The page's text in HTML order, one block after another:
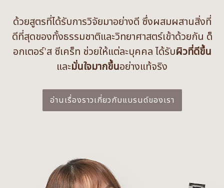
ด้วยสูตรที่ได้รับการวิจัยมาอย่างดี ซึ่งผสมผสานสิ่งที่
ดีที่สุดของทั้งธรรมชาติและวิทยาศาสตร์เข้าด้วยกัน ด็
อกเตอร์'ส ซีเคร็ท ช่วยให้แต่ละบุคคล ได้รับผิวที่ดีขึ้น
และมั่นใจมากขึ้นอย่างแท้จริง
อ่านเรื่องราวเกี่ยวกับแบรนด์ของเรา